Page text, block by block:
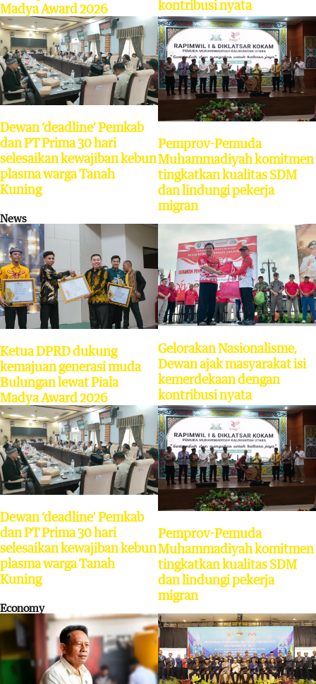
Madya Award 2026
kontribusi nyata
Dewan ‘deadline’ Pemkab
dan PT Prima 30 hari
selesaikan kewajiban kebun
plasma warga Tanah
Kuning
Pemprov-Pemuda
Muhammadiyah komitmen
tingkatkan kualitas SDM
dan lindungi pekerja
migran
News
Ketua DPRD dukung
kemajuan generasi muda
Bulungan lewat Piala
Madya Award 2026
Gelorakan Nasionalisme,
Dewan ajak masyarakat isi
kemerdekaan dengan
kontribusi nyata
Dewan ‘deadline’ Pemkab
dan PT Prima 30 hari
selesaikan kewajiban kebun
plasma warga Tanah
Kuning
Pemprov-Pemuda
Muhammadiyah komitmen
tingkatkan kualitas SDM
dan lindungi pekerja
migran
Economy